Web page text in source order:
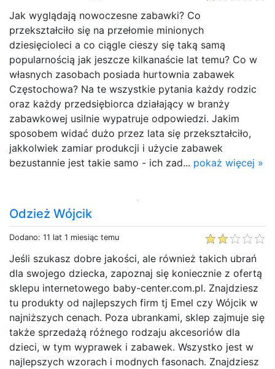
Jak wyglądają nowoczesne zabawki? Co
przekształciło się na przełomie minionych
dziesięcioleci a co ciągle cieszy się taką samą
popularnością jak jeszcze kilkanaście lat temu? Co w
własnych zasobach posiada hurtownia zabawek
Częstochowa? Na te wszystkie pytania każdy rodzic
oraz każdy przedsiębiorca działający w branży
zabawkowej usilnie wypatruje odpowiedzi. Jakim
sposobem widać dużo przez lata się przekształciło,
jakkolwiek zamiar produkcji i użycie zabawek
bezustannie jest takie samo - ich zad... pokaż więcej »
Odzież Wójcik
Dodano: 11 lat 1 miesiąc temu
Jeśli szukasz dobre jakości, ale również takich ubrań
dla swojego dziecka, zapoznaj się koniecznie z ofertą
sklepu internetowego baby-center.com.pl. Znajdziesz
tu produkty od najlepszych firm tj Emel czy Wójcik w
najniższych cenach. Poza ubrankami, sklep zajmuje się
także sprzedażą różnego rodzaju akcesoriów dla
dzieci, w tym wyprawek i zabawek. Wszystko jest w
najlepszych wzorach i modnych fasonach. Znajdziesz